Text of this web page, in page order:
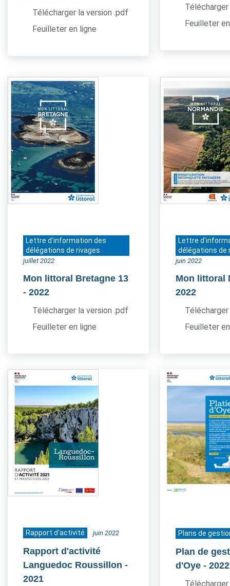
Télécharger la version .pdf
Feuilleter en ligne
Feuilleter
Lettre d'information des
délégations de rivages
juillet 2022
Mon littoral Bretagne 13
- 2022
Télécharger la version .pdf
Feuilleter en ligne
Lettre
délégations de
juin 2022
Mon littoral
2022
Feuilleter
Rapport d'activité juin 2022
Rapport d'activité
Languedoc Roussillon -
2021
Plans de
Plan de
d'Oye - 2022